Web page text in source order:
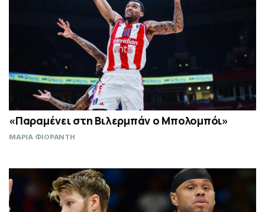
«Παραμένει στη Βιλερμπάν ο Μπολομπόι»
ΜΑΡΙΑ ΦΙΟΡΑΝΤΗ